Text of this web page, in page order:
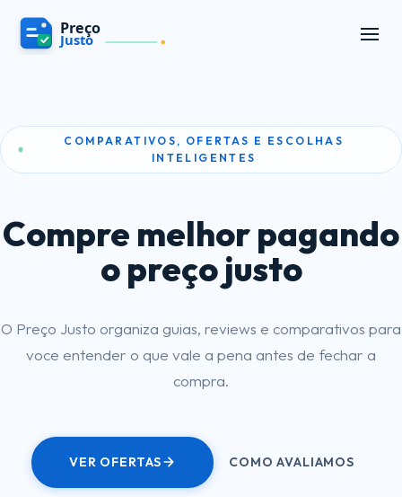
COMPARATIVOS, OFERTAS E ESCOLHAS
INTELIGENTES
Compre melhor pagando
o preço justo
O Preço Justo organiza guias, reviews e comparativos para
voce entender o que vale a pena antes de fechar a
compra.
VER OFERTAS COMO AVALIAMOS